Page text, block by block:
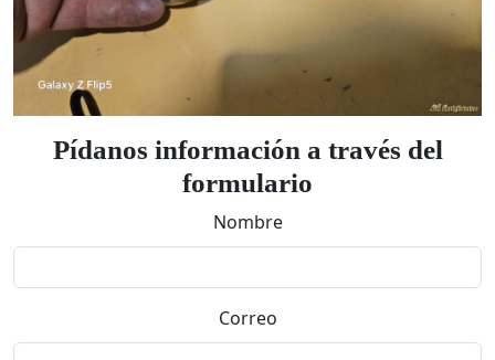
Pídanos información a través del
formulario
Nombre
Correo